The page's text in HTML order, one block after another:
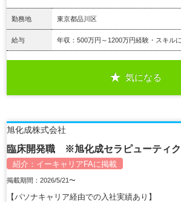
勤務地 東京都品川区
給与 年収：500万円～1200万円経験・スキル
気になる
旭化成株式会社
臨床開発職 ※旭化成セラピューティ
紹介： イーキャリアFAに掲載
掲載期間：2026/5/21〜
【パソナキャリア経由での入社実績あり】